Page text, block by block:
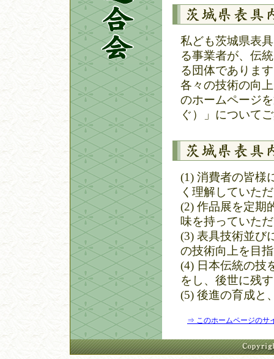
私ども茨城県表
る事業者が、伝
る団体でありま
各々の技術の向
のホームページ
ぐ）」について
(1) 消費者の皆様
く理解していた
(2) 作品展を定期
味を持っていた
(3) 表具技術並び
の技術向上を目
(4) 日本伝統の技
をし、後世に残
(5) 後進の育成と
⇒ このホームページのサ